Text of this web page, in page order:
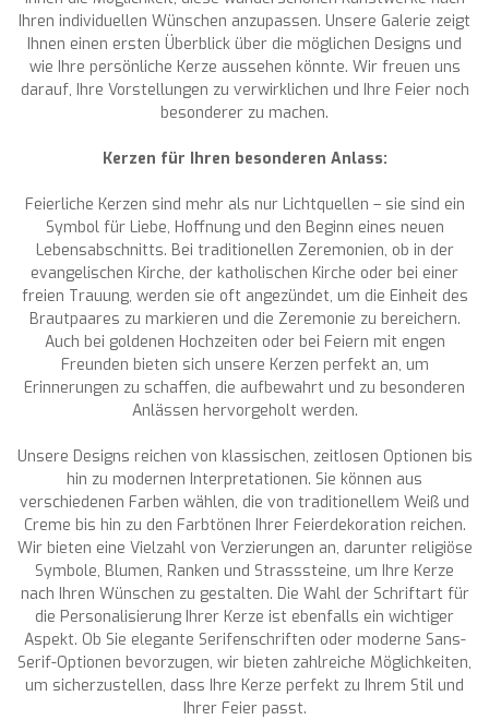
Ihren individuellen Wünschen anzupassen. Unsere Galerie zeigt
Ihnen einen ersten Überblick über die möglichen Designs und
wie Ihre persönliche Kerze aussehen könnte. Wir freuen uns
darauf, Ihre Vorstellungen zu verwirklichen und Ihre Feier noch
besonderer zu machen.
Kerzen für Ihren besonderen Anlass:
Feierliche Kerzen sind mehr als nur Lichtquellen – sie sind ein
Symbol für Liebe, Hoffnung und den Beginn eines neuen
Lebensabschnitts. Bei traditionellen Zeremonien, ob in der
evangelischen Kirche, der katholischen Kirche oder bei einer
freien Trauung, werden sie oft angezündet, um die Einheit des
Brautpaares zu markieren und die Zeremonie zu bereichern.
Auch bei goldenen Hochzeiten oder bei Feiern mit engen
Freunden bieten sich unsere Kerzen perfekt an, um
Erinnerungen zu schaffen, die aufbewahrt und zu besonderen
Anlässen hervorgeholt werden.
Unsere Designs reichen von klassischen, zeitlosen Optionen bis
hin zu modernen Interpretationen. Sie können aus
verschiedenen Farben wählen, die von traditionellem Weiß und
Creme bis hin zu den Farbtönen Ihrer Feierdekoration reichen.
Wir bieten eine Vielzahl von Verzierungen an, darunter religiöse
Symbole, Blumen, Ranken und Strasssteine, um Ihre Kerze
nach Ihren Wünschen zu gestalten. Die Wahl der Schriftart für
die Personalisierung Ihrer Kerze ist ebenfalls ein wichtiger
Aspekt. Ob Sie elegante Serifenschriften oder moderne Sans-
Serif-Optionen bevorzugen, wir bieten zahlreiche Möglichkeiten,
um sicherzustellen, dass Ihre Kerze perfekt zu Ihrem Stil und
Ihrer Feier passt.